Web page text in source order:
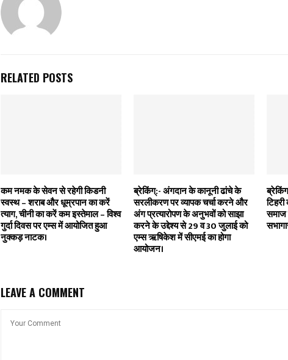
RELATED POSTS
कम नमक के सेवन से रहेगी किडनी
स्वस्थ – शराब और धूम्रपान का करें
त्याग, चीनी का करें कम इस्तेमाल – विश्व
गुर्दा दिवस पर एम्स में आयोजित हुआ
नुक्कड़ नाटक।
ब्रेकिंग्:- अंगदान के कानूनी ढांचे के
सरलीकरण पर व्यापक चर्चा करने और
अंग प्रत्यारोपण के अनुभवों को साझा
करने के उद्देश्य से 29 व 30 जुलाई को
एम्स ऋषिकेश में सीएमई का होगा
आयोजन।
समाज
LEAVE A COMMENT